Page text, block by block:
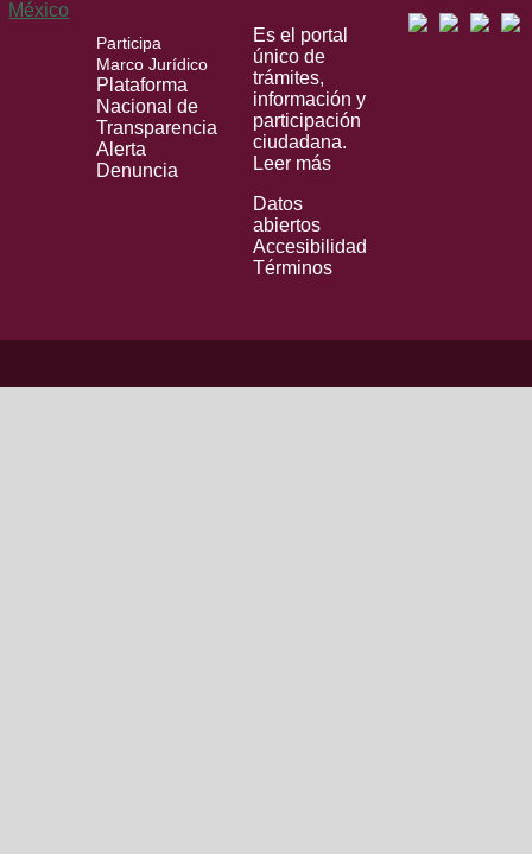
Participa
Marco Jurídico
Plataforma
Nacional de
Transparencia
Alerta
Denuncia
Es el portal
único de
trámites,
información y
participación
ciudadana.
Leer más
Datos
abiertos
Accesibilidad
Términos